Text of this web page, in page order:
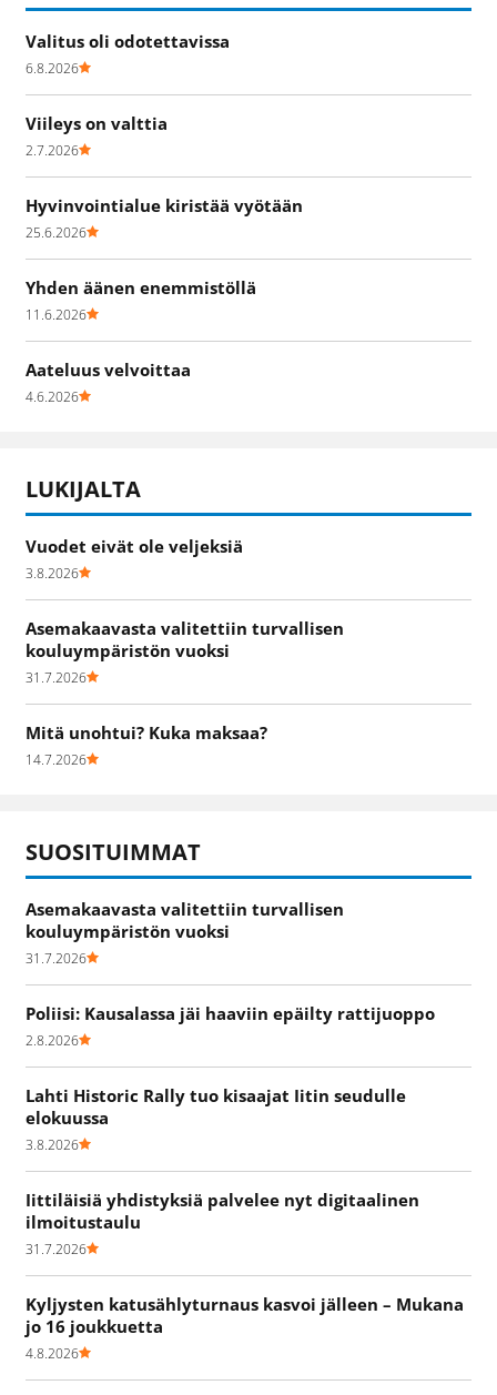
Valitus oli odotettavissa
6.8.2026
Viileys on valttia
2.7.2026
Hyvinvointialue kiristää vyötään
25.6.2026
Yhden äänen enemmistöllä
11.6.2026
Aateluus velvoittaa
4.6.2026
LUKIJALTA
Vuodet eivät ole veljeksiä
3.8.2026
Asemakaavasta valitettiin turvallisen
kouluympäristön vuoksi
31.7.2026
Mitä unohtui? Kuka maksaa?
14.7.2026
SUOSITUIMMAT
Asemakaavasta valitettiin turvallisen
kouluympäristön vuoksi
31.7.2026
Poliisi: Kausalassa jäi haaviin epäilty rattijuoppo
2.8.2026
Lahti Historic Rally tuo kisaajat Iitin seudulle
elokuussa
3.8.2026
Iittiläisiä yhdistyksiä palvelee nyt digitaalinen
ilmoitustaulu
31.7.2026
Kyljysten katusählyturnaus kasvoi jälleen – Mukana
jo 16 joukkuetta
4.8.2026